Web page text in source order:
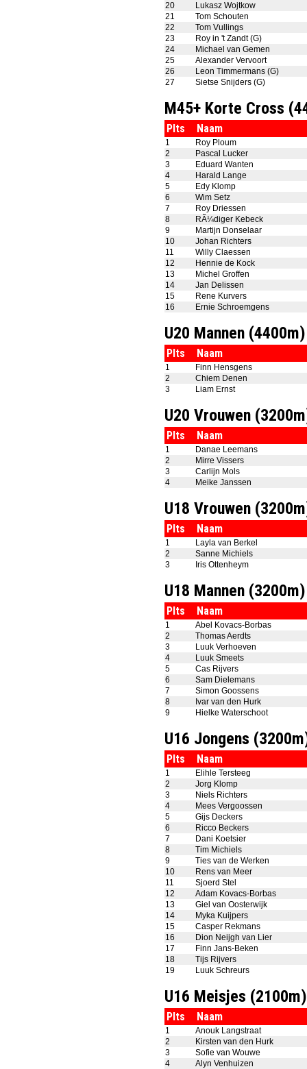
20
Lukasz Wojtkow
21
Tom Schouten
22
Tom Vullings
23
Roy in 't Zandt (G)
24
Michael van Gemen
25
Alexander Vervoort
26
Leon Timmermans (G)
27
Sietse Snijders (G)
M45+ Korte Cross
Plts Naam
1
Roy Ploum
2
Pascal Lucker
3
Eduard Wanten
4
Harald Lange
5
Edy Klomp
6
Wim Setz
7
Roy Driessen
8
RÃ¼diger Kebeck
9
Martijn Donselaar
10
Johan Richters
11
Willy Claessen
12
Hennie de Kock
13
Michel Groffen
14
Jan Delissen
15
Rene Kurvers
16
Ernie Schroemgens
U20 Mannen (4400m)
Plts Naam
1
Finn Hensgens
2
Chiem Denen
3
Liam Ernst
U20 Vrouwen
Plts Naam
1
Danae Leemans
2
Mirre Vissers
3
Carlijn Mols
4
Meike Janssen
U18 Vrouwen
Plts Naam
1
Layla van Berkel
2
Sanne Michiels
3
Iris Ottenheym
U18 Mannen (3200m)
Plts Naam
1
Abel Kovacs-Borbas
2
Thomas Aerdts
3
Luuk Verhoeven
4
Luuk Smeets
5
Cas Rijvers
6
Sam Dielemans
7
Simon Goossens
8
Ivar van den Hurk
9
Hielke Waterschoot
U16 Jongens
Plts Naam
1
Elihle Tersteeg
2
Jorg Klomp
3
Niels Richters
4
Mees Vergoossen
5
Gijs Deckers
6
Ricco Beckers
7
Dani Koetsier
8
Tim Michiels
9
Ties van de Werken
10
Rens van Meer
11
Sjoerd Stel
12
Adam Kovacs-Borbas
13
Giel van Oosterwijk
14
Myka Kuijpers
15
Casper Rekmans
16
Dion Neijgh van Lier
17
Finn Jans-Beken
18
Tijs Rijvers
19
Luuk Schreurs
U16 Meisjes (2100m)
Plts Naam
1
Anouk Langstraat
2
Kirsten van den Hurk
3
Sofie van Wouwe
4
Alyn Venhuizen